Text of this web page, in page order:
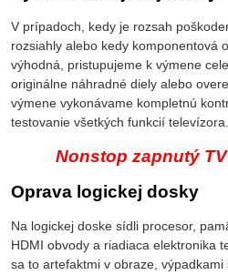
V prípadoch, kedy je rozsah
rozsiahly alebo kedy komponentová
výhodná, pristupujeme k výmene
originálne náhradné diely alebo
výmene vykonávame kompletnú
testovanie všetkých funkcií televízora.
Nonstop zapnutý
Oprava logickej dosky
Na logickej doske sídli procesor,
HDMI obvody a riadiaca elektronika
sa to artefaktmi v obraze,